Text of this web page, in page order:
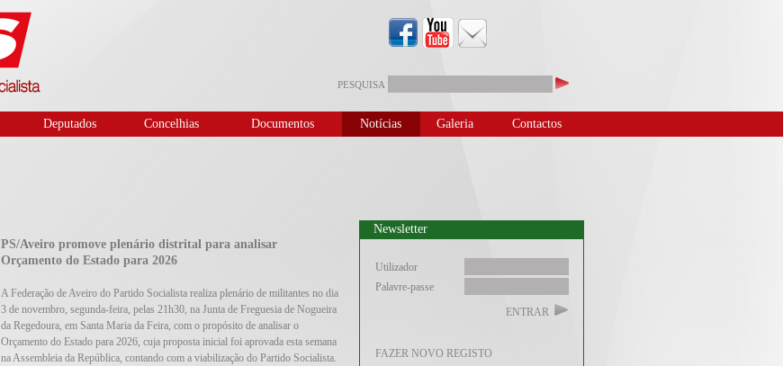
PESQUISA
Deputados Concelhias Documentos Notícias Galeria Contactos
PS/Aveiro promove plenário distrital para analisar
Orçamento do Estado para 2026
A Federação de Aveiro do Partido Socialista realiza plenário de militantes no dia
3 de novembro, segunda-feira, pelas 21h30, na Junta de Freguesia de Nogueira
da Regedoura, em Santa Maria da Feira, com o propósito de analisar o
Orçamento do Estado para 2026, cuja proposta inicial foi aprovada esta semana
na Assembleia da República, contando com a viabilização do Partido Socialista.
Newsletter
Utilizador
Palavre-passe
ENTRAR
FAZER NOVO REGISTO